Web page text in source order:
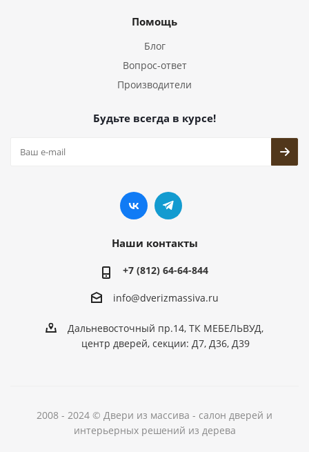
Помощь
Блог
Вопрос-ответ
Производители
Будьте всегда в курсе!
Наши контакты
+7 (812) 64-64-844
info@dverizmassiva.ru
Дальневосточный пр.14, ТК МЕБЕЛЬВУД,
центр дверей, секции: Д7, Д36, Д39
2008 - 2024 © Двери из массива - салон дверей и
интерьерных решений из дерева